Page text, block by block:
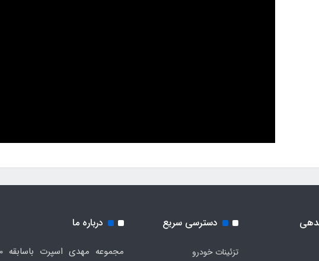
دسترسی سریع
تزئینات خودرو
درباره ما